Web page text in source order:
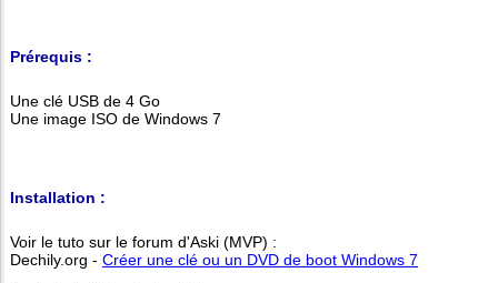
Prérequis :
Une clé USB de 4 Go
Une image ISO de Windows 7
Installation :
Voir le tuto sur le forum d'Aski (MVP) :
Dechily.org - Créer une clé ou un DVD de boot Windows 7